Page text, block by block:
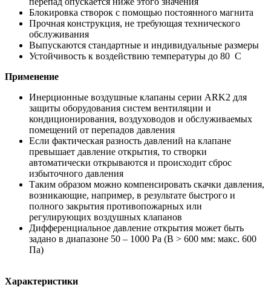
Блокировка створок с помощью постоянного магнита
Прочная конструкция, не требующая технического
обслуживания
Выпускаются стандартные и индивидуальные размеры
Устойчивость к воздействию температуры до 80 C
Применение
Инерционные воздушные клапаны серии ARK2 для
защиты оборудования систем вентиляции и
кондиционирования, воздуховодов и обслуживаемых
помещений от перепадов давления
Если фактическая разность давлений на клапане
превышает давление открытия, то створки
автоматически открываются и происходит сброс
избыточного давления
Таким образом можно компенсировать скачки давления,
возникающие, например, в результате быстрого и
полного закрытия противопожарных или
регулирующих воздушных клапанов
Дифференциальное давление открытия может быть
задано в диапазоне 50 – 1000 Pa (B > 600 мм: макс. 600
Па)
Характеристики